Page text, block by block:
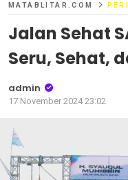
MATABLITAR.COM
Jalan Sehat
Seru, Sehat,
admin
17 November 2024 23:02